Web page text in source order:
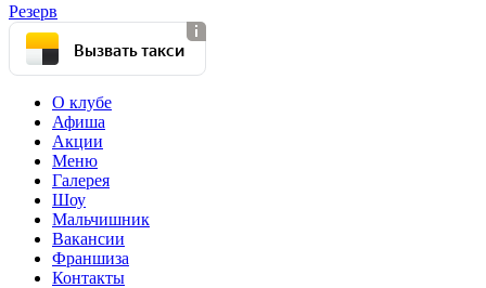
Резерв
Вызвать такси
О клубе
Афиша
Акции
Меню
Галерея
Шоу
Мальчишник
Вакансии
Франшиза
Контакты